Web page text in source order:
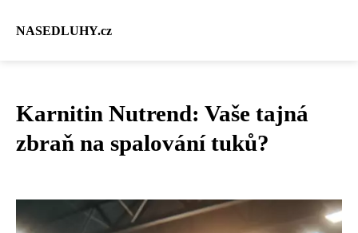
NASEDLUHY.cz
Karnitin Nutrend: Vaše tajná
zbraň na spalování tuků?